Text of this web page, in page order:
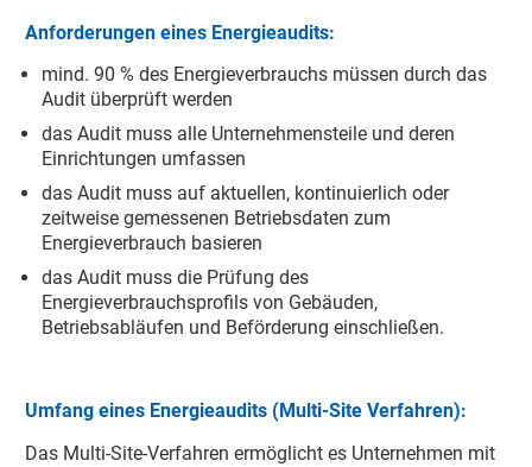
Anforderungen eines Energieaudits:
mind. 90 % des Energieverbrauchs müssen durch das
Audit überprüft werden
das Audit muss alle Unternehmensteile und deren
Einrichtungen umfassen
das Audit muss auf aktuellen, kontinuierlich oder
zeitweise gemessenen Betriebsdaten zum
Energieverbrauch basieren
das Audit muss die Prüfung des
Energieverbrauchsprofils von Gebäuden,
Betriebsabläufen und Beförderung einschließen.
Umfang eines Energieaudits (Multi-Site Verfahren):
Das Multi-Site-Verfahren ermöglicht es Unternehmen mit